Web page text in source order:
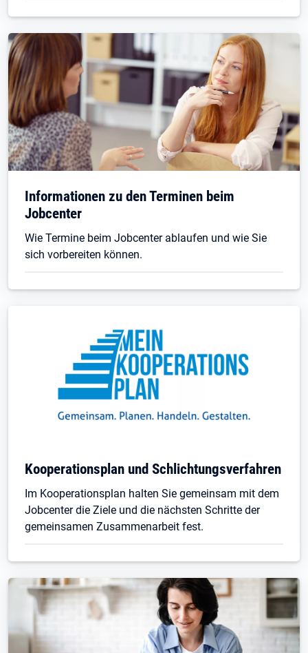
Informationen zu den Terminen beim
Jobcenter
Wie Termine beim Jobcenter ablaufen und wie Sie
sich vorbereiten können.
Kooperationsplan und Schlichtungsverfahren
Im Kooperationsplan halten Sie gemeinsam mit dem
Jobcenter die Ziele und die nächsten Schritte der
gemeinsamen Zusammenarbeit fest.